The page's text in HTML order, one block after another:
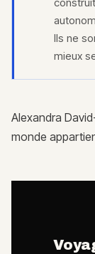
Ils ne
mieux
Alexandra
monde